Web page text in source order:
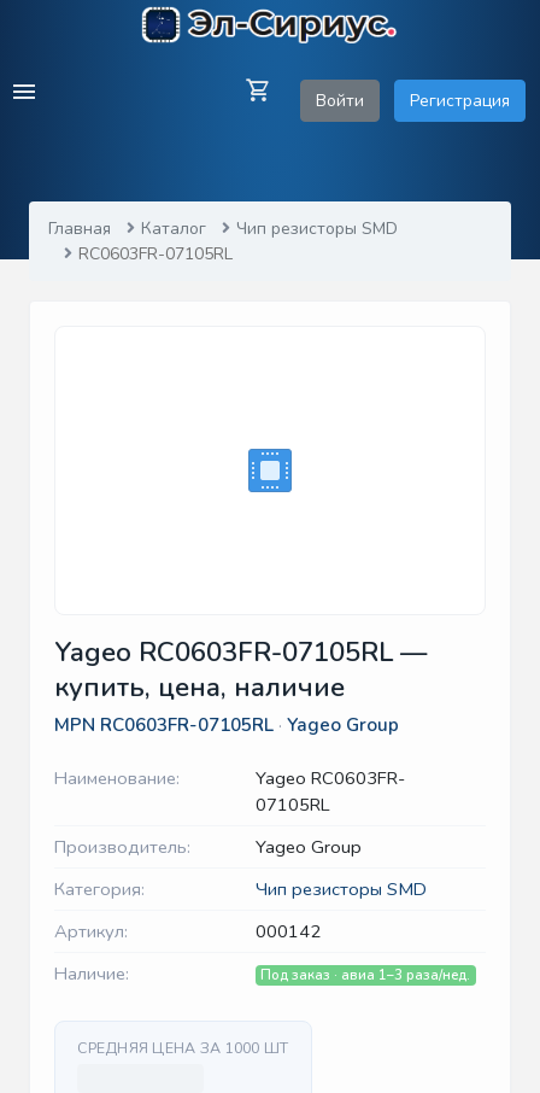
Войти Регистрация
Главная Каталог
Чип резисторы SMD
RC0603FR-07105RL
Yageo RC0603FR-07105RL —
купить, цена, наличие
MPN RC0603FR-07105RL · Yageo Group
Наименование:
Yageo RC0603FR-
07105RL
Производитель:
Yageo Group
Категория:
Чип резисторы SMD
Артикул:
000142
Наличие:
Под заказ · авиа 1–3 раза/нед.
СРЕДНЯЯ ЦЕНА ЗА 1000 ШТ